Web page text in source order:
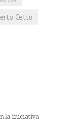
Cetto
la iniciativa